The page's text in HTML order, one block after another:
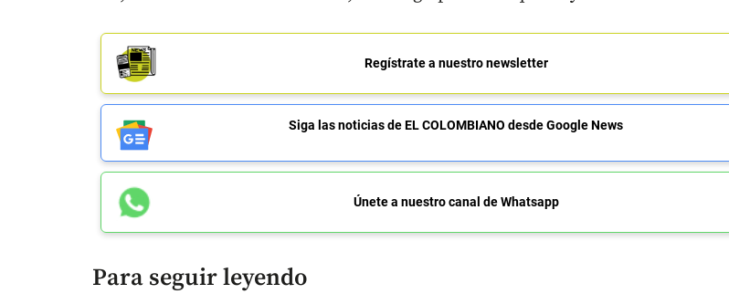
Regístrate a nuestro newsletter
Siga las noticias de EL COLOMBIANO desde Google News
Únete a nuestro canal de Whatsapp
Para seguir leyendo